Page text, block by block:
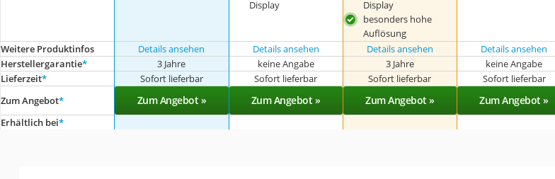
Display
Display
besonders hohe
Auflösung
Weitere Produktinfos Details ansehen Details ansehen Details ansehen Details ansehen
Herstellergarantie* 3 Jahre keine Angabe 3 Jahre keine Angabe
Lieferzeit* Sofort lieferbar Sofort lieferbar Sofort lieferbar Sofort lieferbar
Zum Angebot* Zum Angebot » Zum Angebot » Zum Angebot » Zum Angebot »
Erhältlich bei*